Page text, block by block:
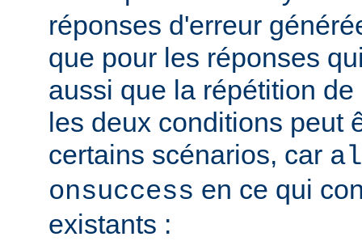
réponses d'erreur
que pour les réponses
aussi que la répétition
les deux conditions peut
certains scénarios, car
onsuccess en ce qui
existants :